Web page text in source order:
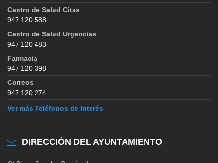
Centro de Salud Citas
947 120 588
Centro de Salud Urgencias
947 120 483
Farmacia
947 120 398
Correos
947 120 274
Ver más Teléfonos de Interés
DIRECCIÓN DEL AYUNTAMIENTO